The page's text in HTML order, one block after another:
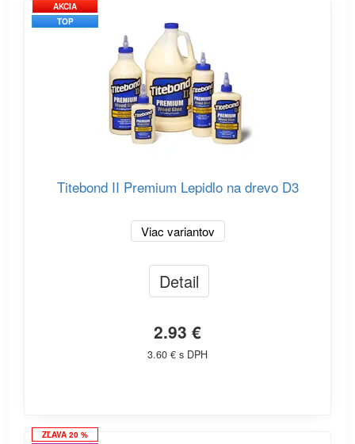
AKCIA
TOP
Titebond II Premium Lepidlo na drevo D3
Viac variantov
Detail
2.93 €
3.60 € s DPH
ZĽAVA 20 %